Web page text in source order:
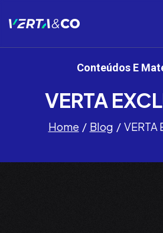
Conteúdos E
VERTA
Home Blog VERTA